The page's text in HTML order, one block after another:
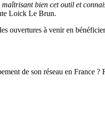
bien cet outil et
Loick Le Brun.
ouvertures à venir en
de son réseau en France